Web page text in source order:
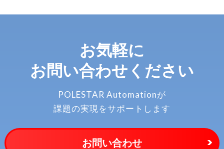
お気軽に
お問い合わせください
POLESTAR Automationが
課題の実現をサポートします
お問い合わせ